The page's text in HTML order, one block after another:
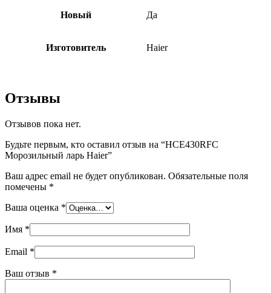
Новый Да
Изготовитель Haier
Отзывы
Отзывов пока нет.
Будьте первым, кто оставил отзыв на “HCE430RFC
Морозильный ларь Haier”
Ваш адрес email не будет опубликован. Обязательные поля
помечены *
Ваша оценка *
Имя *
Email *
Ваш отзыв *